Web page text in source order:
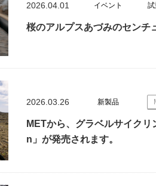
2026.04.01 イベント
桜のアルプスあづみのセンチ
2026.03.26 新製品
METから、グラベルサイク
n」が発売されます。